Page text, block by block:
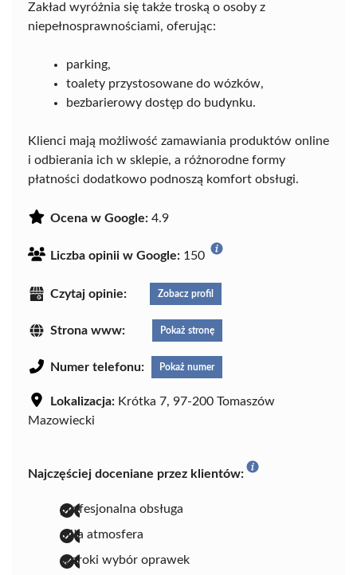
Zakład wyróżnia się także troską o osoby z
niepełnosprawnościami, oferując:
parking,
toalety przystosowane do wózków,
bezbarierowy dostęp do budynku.
Klienci mają możliwość zamawiania produktów online
i odbierania ich w sklepie, a różnorodne formy
płatności dodatkowo podnoszą komfort obsługi.
Ocena w Google: 4.9
Liczba opinii w Google: 150
Czytaj opinie: Zobacz profil
Strona www: Pokaż stronę
Numer telefonu: Pokaż numer
Lokalizacja: Krótka 7, 97-200 Tomaszów
Mazowiecki
Najczęściej doceniane przez klientów:
profesjonalna obsługa
miła atmosfera
szeroki wybór oprawek